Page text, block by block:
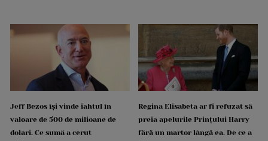
Jeff Bezos își vinde iahtul în
valoare de 500 de milioane de
dolari. Ce sumă a cerut
Regina Elisabeta ar fi refuzat să
preia apelurile Prințului Harry
fără un martor lângă ea. De ce a